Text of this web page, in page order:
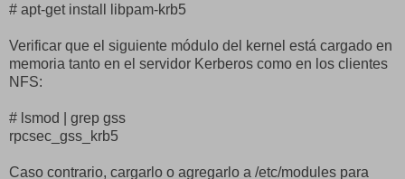
# apt-get install libpam-krb5
Verificar que el siguiente módulo del kernel está cargado en
memoria tanto en el servidor Kerberos como en los clientes
NFS:
# lsmod | grep gss
rpcsec_gss_krb5
Caso contrario, cargarlo o agregarlo a /etc/modules para